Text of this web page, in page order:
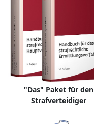
"Das" Paket für den
Strafverteidiger